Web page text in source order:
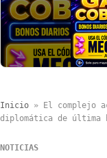
Inicio »
El complejo
diplomática de última
NOTICIAS